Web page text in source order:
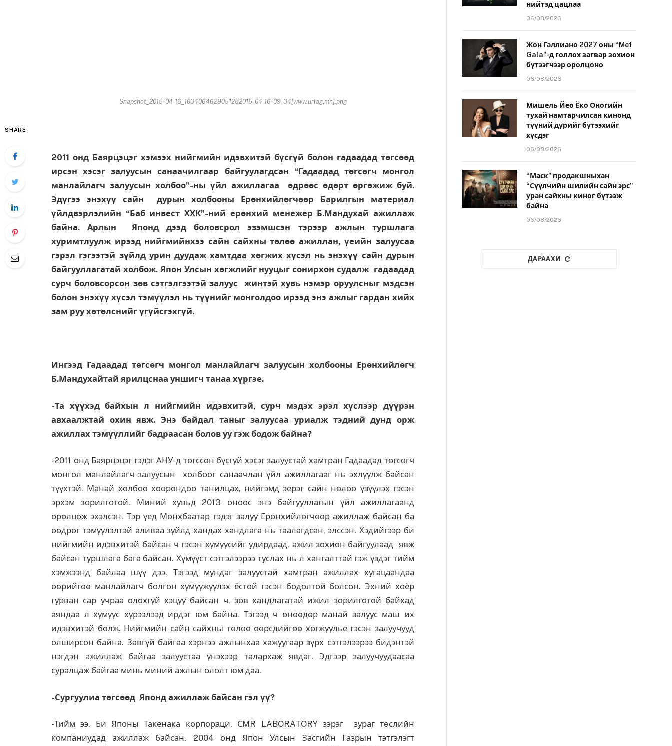
Snapshot_2015-04-16_1034064629051282015-04-16-09-34[www.urlag.mn].png
SHARE
2011 онд Баярцэцэг хэмээх нийгмийн идэвхитэй бүсгүй болон гадаадад тѳгсѳѳд
ирсэн хэсэг залуусын санаачилгаар байгуулагдсан “Гадаадад төгсөгч монгол
манлайлагч залуусын холбоо”-ны үйл ажиллагаа өдрөөс өдөрт өргөжиж буй.
Эдүгээ энэхүү сайн дурын холбооны Ерөнхийлөгчөөр Барилгын материал
үйлдвэрлэлийн “Баб инвест ХХК”-ний ерөнхий менежер Б.Мандухай ажиллаж
байна. Арлын Японд дээд боловсрол эзэмшсэн тэрээр ажлын туршлага
хуримтлуулж ирээд нийгмийнхээ сайн сайхны төлөө ажиллан, үеийн залуусаа
гэрэл гэгээтэй зүйлд урин дуудаж хамтдаа хөгжих хүсэл нь энэхүү сайн дурын
байгууллагатай холбож. Япон Улсын хөгжлийг нууцыг сонирхон судалж гадаадад
сурч боловсорсон зѳв сэтгэлгээтэй залуус жинтэй хувь нэмэр оруулсныг мэдсэн
болон энэхүү хүсэл тэмүүлэл нь түүнийг монголдоо ирээд энэ ажлыг гардан хийх
зам руу хөтөлснийг үгүйсгэхгүй.
Ингээд Гадаадад төгсөгч монгол манлайлагч залуусын холбооны Ерөнхийлөгч
Б.Мандухайтай ярилцснаа уншигч танаа хүргэе.
-Та хүүхэд байхын л нийгмийн идэвхитэй, сурч мэдэх эрэл хүслээр дүүрэн
авхаалжтай охин явж. Энэ байдал таныг залуусаа уриалж тэдний дунд орж
ажиллах тэмүүллийг бадраасан болов уу гэж бодож байна?
-2011 онд Баярцэцэг гэдэг АНУ-д төгссөн бүсгүй хэсэг залуустай хамтран Гадаадад төгсөгч
монгол манлайлагч залуусын холбоог санаачлан үйл ажиллагааг нь эхлүүлж байсан
түүхтэй. Манай холбоо хоорондоо танилцах, нийгэмд эерэг сайн нөлөө үзүүлэх гэсэн
эрхэм зорилготой. Миний хувьд 2013 оноос энэ байгууллагын үйл ажиллагаанд
оролцож эхэлсэн. Тэр үед Мөнхбаатар гэдэг залуу Ерөнхийлөгчөөр ажиллаж байсан ба
өөдрөг тэмүүлэлтэй аливаа зүйлд хандах хандлага нь таалагдсан, элссэн. Хэдийгээр би
нийгмийн идэвхитэй байсан ч гэсэн хүмүүсийг удирдаад, ажил зохион байгуулаад явж
байсан туршлага бага байсан. Хүмүүст сэтгэлээрээ туслах нь л хангалттай гэж үздэг тийм
хэмжээнд байлаа шүү дээ. Тэгээд мундаг залуустай хамтран ажиллах хугацаандаа
ѳѳрийгѳѳ манлайлагч болгон хүмүүжүүлэх ёстой гэсэн бодолтой болсон. Эхний хоёр
гурван сар учраа олохгүй хэцүү байсан ч, зөв хандлагатай ижил зорилготой байхад
аяндаа л хүмүүс хүрээлээд ирдэг юм байна. Тэгээд ч өнөөдөр манай залуус маш их
идэвхитэй болж. Нийгмийн сайн сайхны төлөө өөрсдийгөө хөгжүүлье гэсэн залуучууд
олширсон байна. Завгүй байгаа хэрнээ ажлынхаа хажуугаар зүрх сэтгэлээрээ бидэнтэй
нэгдэн ажиллаж байгаа залуустаа үнэхээр талархаж явдаг. Эдгээр залуучуудаасаа
суралцаж байгаа минь миний ажлын ололт юм даа.
-Сургуулиа төгсөөд Японд ажиллаж байсан гэл үү?
-Тийм ээ. Би Японы Такенака корпораци, СМR LABORATORY зэрэг зураг төслийн
компаниудад ажиллаж байсан. 2004 онд Япон Улсын Засгийн Газрын тэтгэлэгт
нийтэд цацлаа
06/08/2026
Жон Галлиано 2027 оны “Met
Gala”-д голлох загвар зохион
бүтээгчээр оролцоно
06/08/2026
Мишель Йео Ёко Оногийн
тухай намтарчилсан кинонд
түүний дүрийг бүтээхийг
хүсдэг
06/08/2026
“Маск” продакшныхан
“Сүүлчийн шилийн сайн эрс”
уран сайхны киног бүтээж
байна
06/08/2026
ДАРААХИ